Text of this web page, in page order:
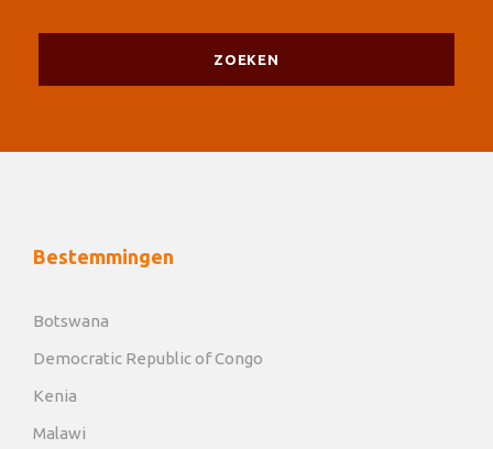
Bestemmingen
Botswana
Democratic Republic of Congo
Kenia
Malawi